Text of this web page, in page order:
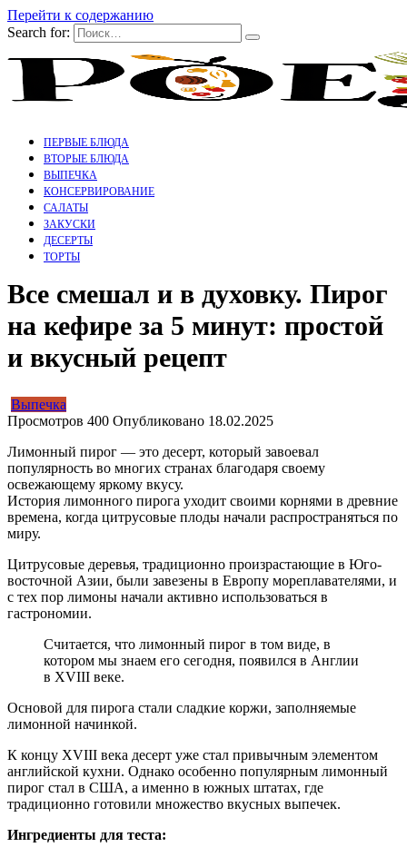
Перейти к содержанию
Search for:
ПЕРВЫЕ БЛЮДА
ВТОРЫЕ БЛЮДА
ВЫПЕЧКА
КОНСЕРВИРОВАНИЕ
САЛАТЫ
ЗАКУСКИ
ДЕСЕРТЫ
ТОРТЫ
Все смешал и в духовку. Пирог
на кефире за 5 минут: простой
и вкусный рецепт
Выпечка
Просмотров 400 Опубликовано 18.02.2025
Лимонный пирог — это десерт, который завоевал
популярность во многих странах благодаря своему
освежающему яркому вкусу.
История лимонного пирога уходит своими корнями в древние
времена, когда цитрусовые плоды начали распространяться по
миру.
Цитрусовые деревья, традиционно произрастающие в Юго-
восточной Азии, были завезены в Европу мореплавателями, и
с тех пор лимоны начали активно использоваться в
гастрономии.
Считается, что лимонный пирог в том виде, в
котором мы знаем его сегодня, появился в Англии
в XVIII веке.
Основой для пирога стали сладкие коржи, заполняемые
лимонной начинкой.
К концу XVIII века десерт уже стал привычным элементом
английской кухни. Однако особенно популярным лимонный
пирог стал в США, а именно в южных штатах, где
традиционно готовили множество вкусных выпечек.
Ингредиенты для теста: